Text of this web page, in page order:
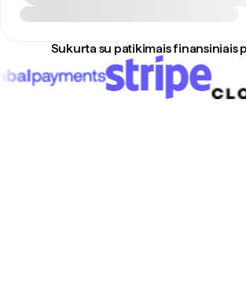
Sukurta su patikimais finansiniais